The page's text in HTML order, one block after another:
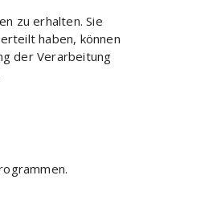
zu erhalten. Sie
haben, können
der Verarbeitung